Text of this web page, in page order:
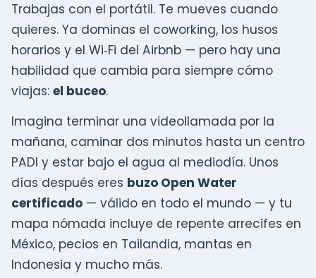
Trabajas con el portátil. Te mueves cuando
quieres. Ya dominas el coworking, los husos
horarios y el Wi‑Fi del Airbnb — pero hay una
habilidad que cambia para siempre cómo
viajas: el buceo.
Imagina terminar una videollamada por la
mañana, caminar dos minutos hasta un centro
PADI y estar bajo el agua al mediodía. Unos
días después eres buzo Open Water
certificado — válido en todo el mundo — y tu
mapa nómada incluye de repente arrecifes en
México, pecios en Tailandia, mantas en
Indonesia y mucho más.